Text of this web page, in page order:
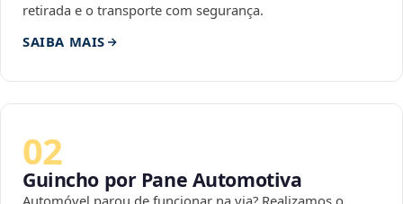
retirada e o transporte com segurança.
SAIBA MAIS
02
Guincho por Pane Automotiva